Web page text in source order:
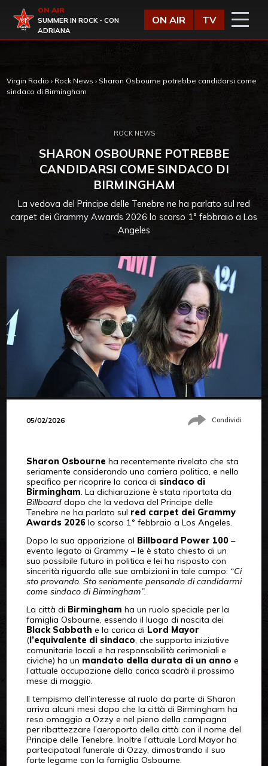
Virgin Radio
ON AIR
SUMMER IN ROCK - CON
ADRIANA
ON AIR TV
Virgin Radio › Rock News › Sharon Osbourne potrebbe candidarsi come
sindaco di Birmingham
ROCK NEWS
SHARON OSBOURNE POTREBBE
CANDIDARSI COME SINDACO DI
BIRMINGHAM
La vedova del Principe delle Tenebre ne ha parlato sul red
carpet dei Grammy Awards 2026 lo scorso 1° febbraio a Los
Angeles
05/02/2026 Condividi
Sharon Osbourne ha recentemente rivelato che sta
seriamente considerando una carriera politica, e nello
specifico per ricoprire la carica di sindaco di
Birmingham. La dichiarazione è stata riportata da
Billboarddopo che la vedova del Principe delle
Tenebre ne ha parlato sul red carpet dei Grammy
Awards 2026 lo scorso 1° febbraio a Los Angeles.
Dopo la sua apparizione al Billboard Power 100–
evento legato ai Grammy – le è stato chiesto di un
suo possibile futuro in politica e lei ha risposto con
sincerità riguardo alle sue ambizioni in tale campo: “Ci
sto provando. Sto seriamente pensando di candidarmi
come sindaco di Birmingham”.
La città di Birmingham ha un ruolo speciale per la
famiglia Osbourne, essendo il luogo di nascita dei
Black Sabbath e la carica di Lord Mayor
(l’equivalente di sindaco, che supporta iniziative
comunitarie locali e ha responsabilità cerimoniali e
civiche) ha un mandato della durata di un anno e
l’attuale occupazione della carica scadrà il prossimo
mese di maggio.
Il tempismo dell’interesse al ruolo da parte di Sharon
arriva alcuni mesi dopo che la città di Birmingham ha
reso omaggio a Ozzy e nel pieno della campagna
per ribattezzare l’aeroporto della città con il nome del
Principe delle Tenebre. Inoltre l’attuale Lord Mayor ha
partecipatoal funerale di Ozzy, dimostrando il suo
forte legame con la famiglia Osbourne.